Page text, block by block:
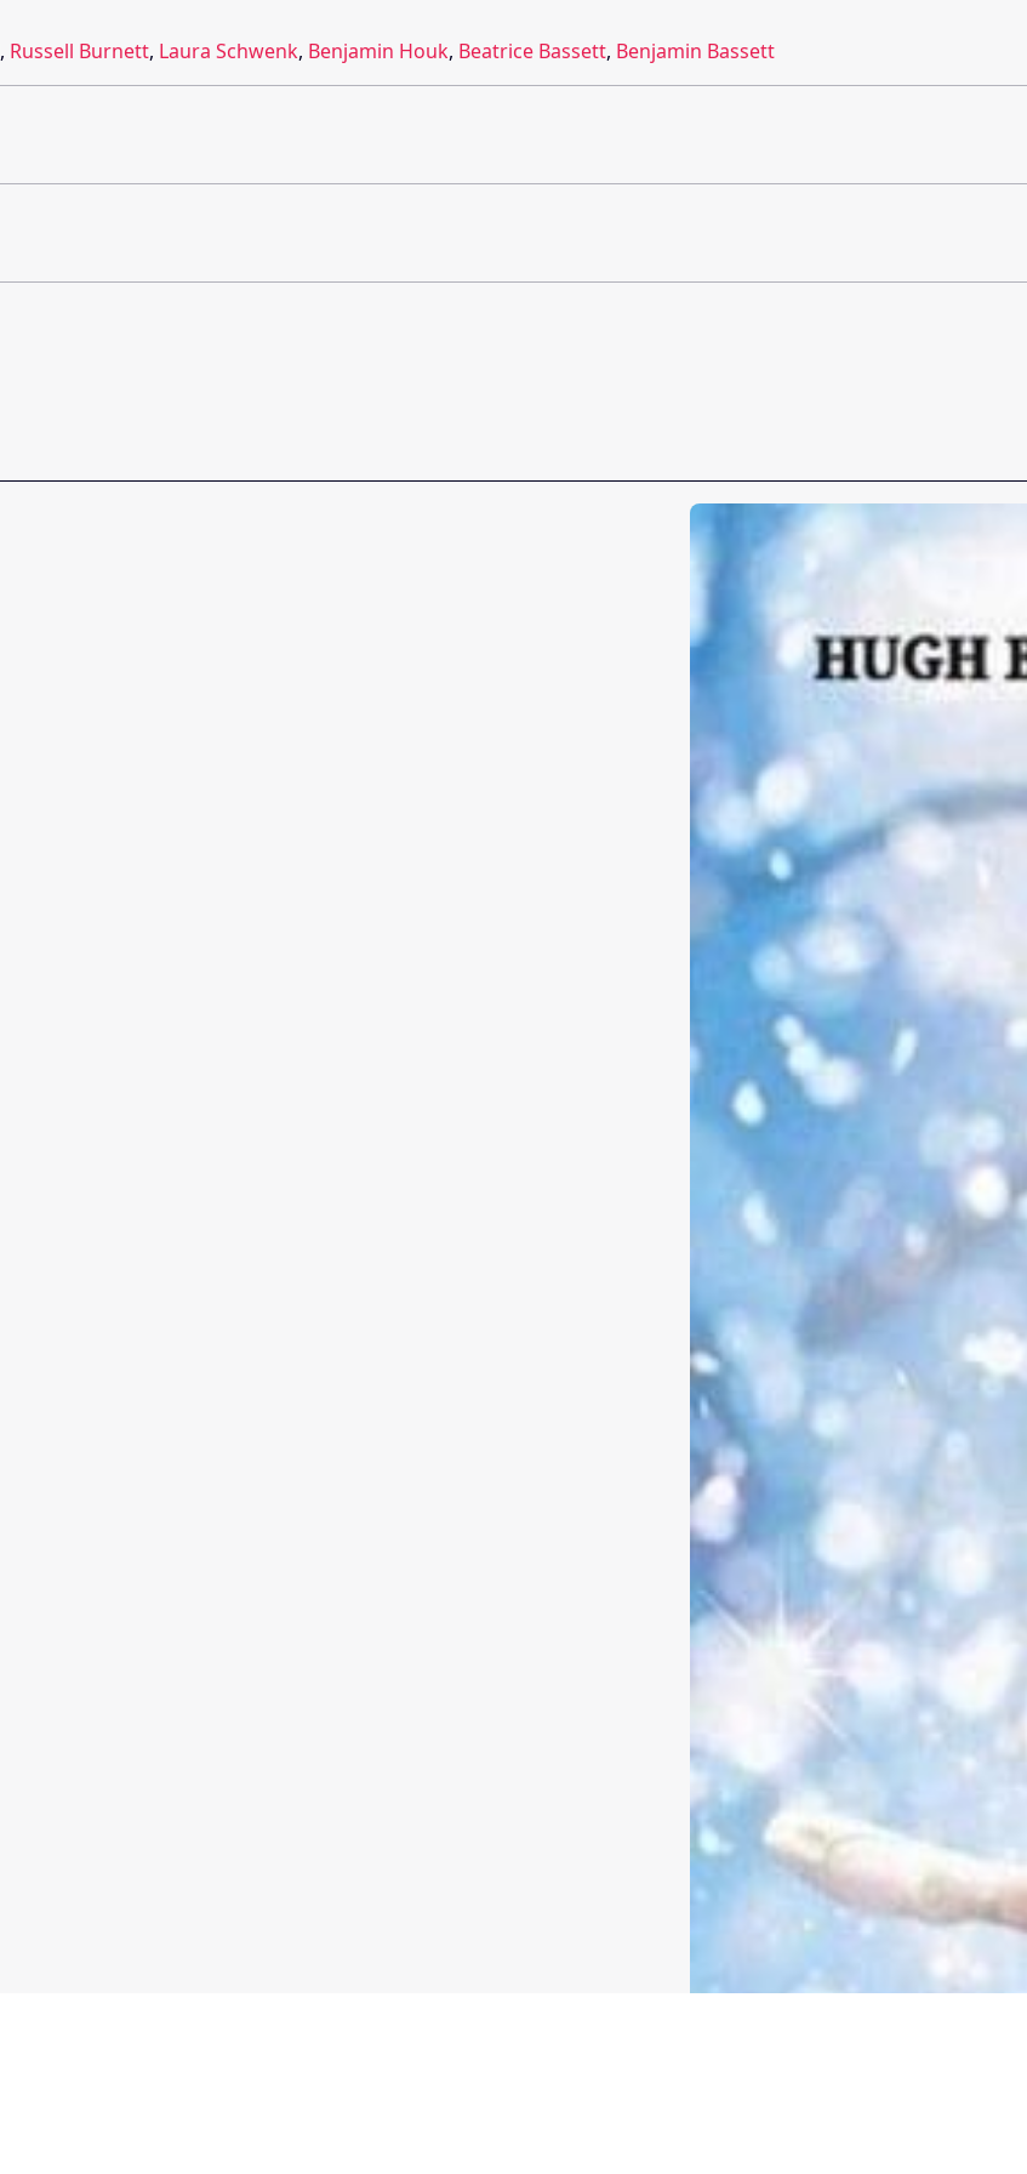
, Russell Burnett, Laura Schwenk, Benjamin Houk, Beatrice Bassett, Benjamin Bassett